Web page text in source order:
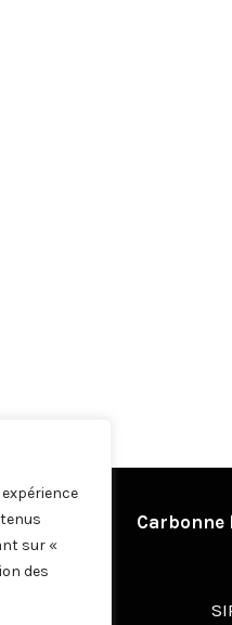
sur «
des
Carbonne